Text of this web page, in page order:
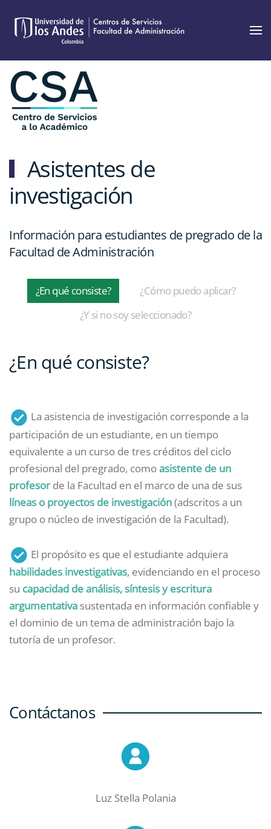
Skip to main content
Asistentes de
investigación
Información para estudiantes de pregrado de la
Facultad de Administración
¿En qué consiste?
¿Cómo puedo aplicar?
¿Y si no soy seleccionado?
¿En qué consiste?
La asistencia de investigación corresponde a la
participación de un estudiante, en un tiempo
equivalente a un curso de tres créditos del ciclo
profesional del pregrado, comoasistente de un
profesor de la Facultad en el marco de una de sus
líneas o proyectos de investigación(adscritos a un
grupo o núcleo de investigación de la Facultad).
El propósito es que el estudiante adquiera
habilidades investigativas, evidenciando en el proceso
su capacidad de análisis, síntesis y escritura
argumentativa sustentada en información confiable y
el dominio de un tema de administración bajo la
tutoría de un profesor.
Contáctanos
Luz Stella Polania